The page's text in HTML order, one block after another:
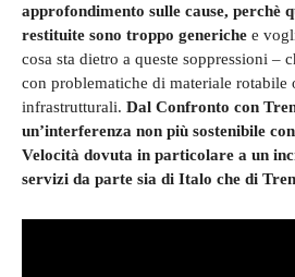
approfondimento sulle cause, perchè
restituite sono troppo generiche e
cosa sta dietro a queste soppressioni –
con problematiche di materiale rotabile
infrastrutturali. Dal Confronto con
un’interferenza non più sostenibile
Velocità dovuta in particolare a un
servizi da parte sia di Italo che di